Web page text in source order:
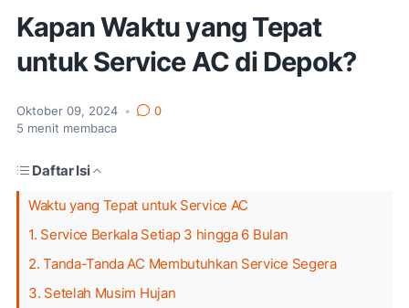
Kapan Waktu yang Tepat
untuk Service AC di Depok?
Oktober 09, 2024 •
0
5 menit membaca
Daftar Isi
Waktu yang Tepat untuk Service AC
1. Service Berkala Setiap 3 hingga 6 Bulan
2. Tanda-Tanda AC Membutuhkan Service Segera
3. Setelah Musim Hujan